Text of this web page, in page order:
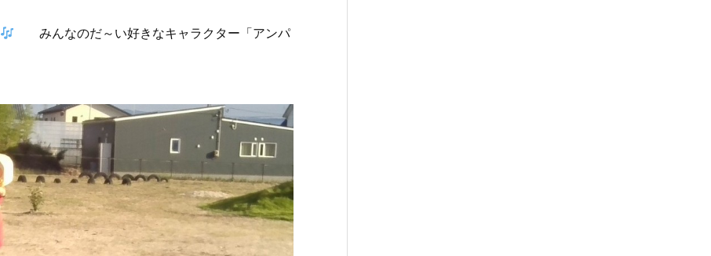
みんなのだ～い好きなキャラクター「アンパ